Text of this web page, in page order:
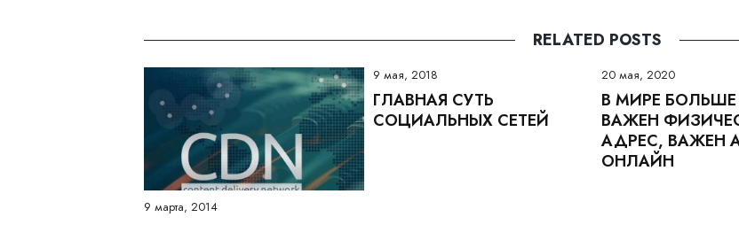
RELATED POSTS
9 марта, 2014
9 мая, 2018
ГЛАВНАЯ СУТЬ
СОЦИАЛЬНЫХ СЕТЕЙ
20 мая, 2020
В МИРЕ БОЛЬШЕ
ВАЖЕН
АДРЕС, ВАЖЕН
ОНЛАЙН